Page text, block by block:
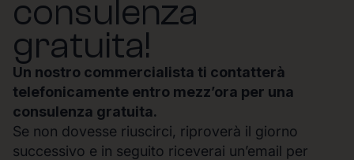
consulenza
gratuita!
Un nostro commercialista ti contatterà
telefonicamente entro mezz’ora per una
consulenza gratuita.
Se non dovesse riuscirci, riproverà il giorno
successivo e in seguito riceverai un’email per